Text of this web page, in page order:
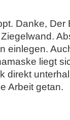
Danke, Der
einlegen.
liegt
direkt
Arbeit getan.